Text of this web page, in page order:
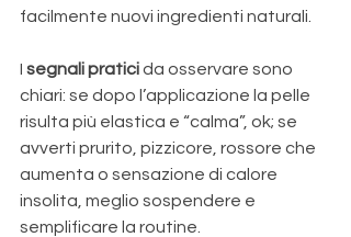
facilmente nuovi ingredienti naturali.
I segnali pratici da osservare sono
chiari: se dopo l’applicazione la pelle
risulta più elastica e “calma”, ok; se
avverti prurito, pizzicore, rossore che
aumenta o sensazione di calore
insolita, meglio sospendere e
semplificare la routine.